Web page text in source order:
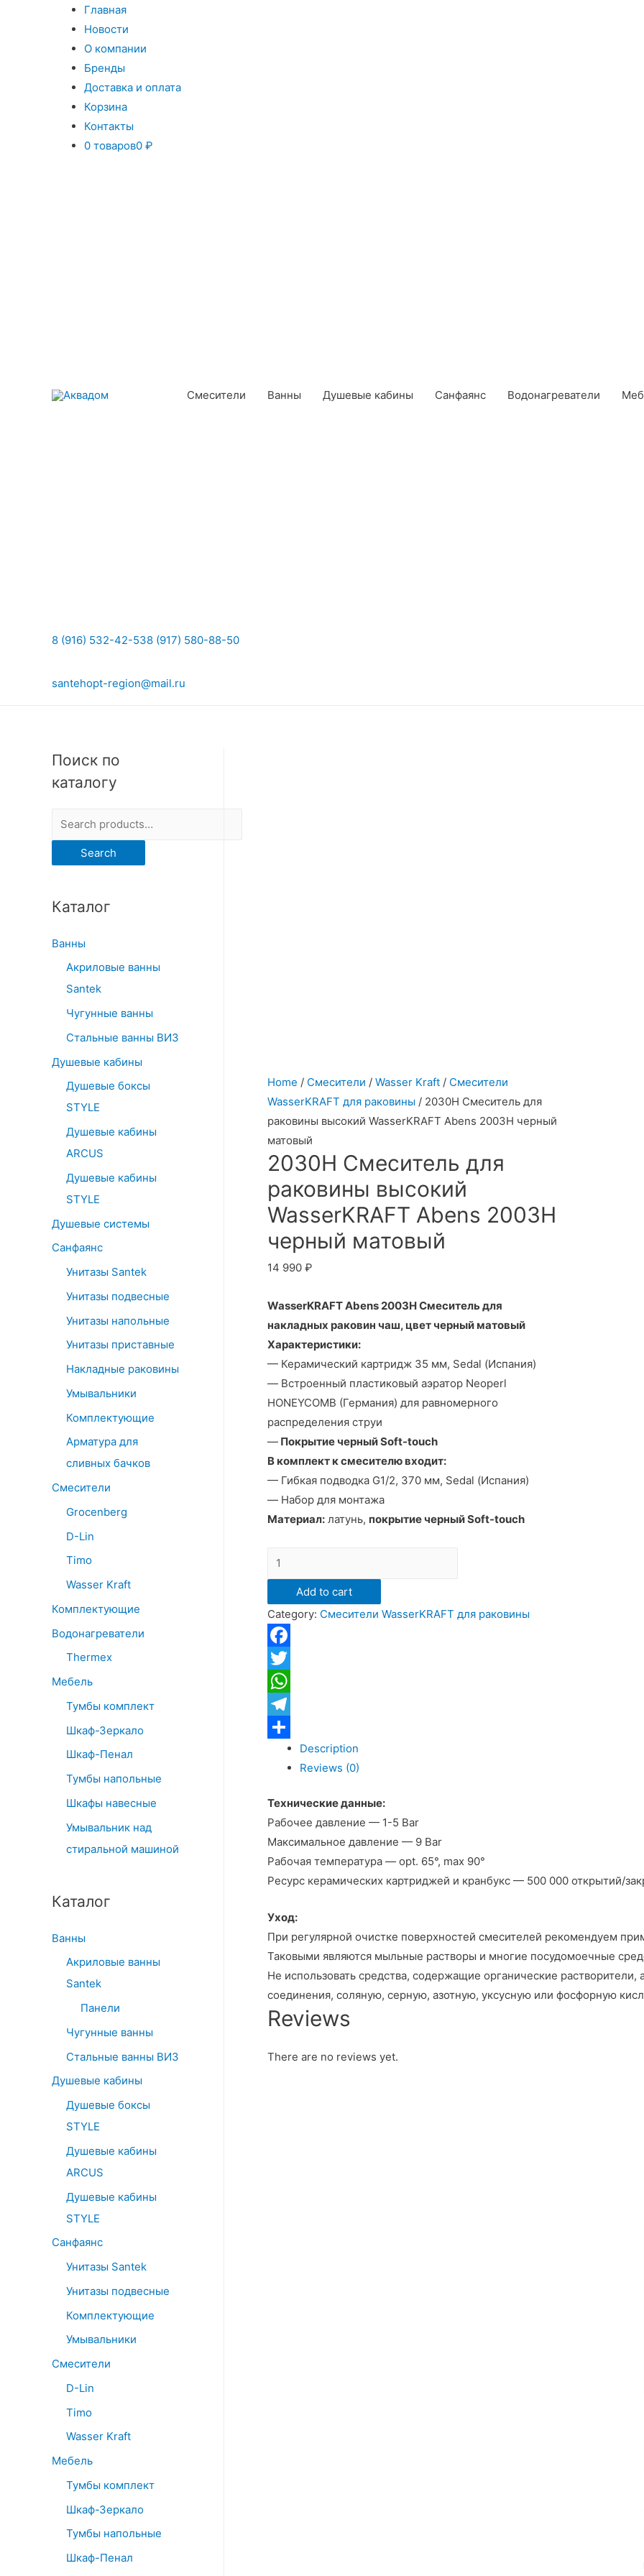
Главная
Новости
О компании
Бренды
Доставка и оплата
Корзина
Контакты
0 товаров0 ₽
Смесители Ванны Душевые кабины Санфаянс Водонагреватели
8 (916) 532-42-538 (917) 580-88-50
santehopt-region@mail.ru
Поиск по
каталогу
e
a
c
f
Search
Каталог
Ванны
Акриловые ванны
Santek
Чугунные ванны
Стальные ванны ВИЗ
Душевые кабины
Душевые боксы
STYLE
Душевые кабины
ARCUS
Душевые кабины
STYLE
Душевые системы
Санфаянс
Унитазы Santek
Унитазы подвесные
Унитазы напольные
Унитазы приставные
Накладные раковины
Умывальники
Комплектующие
Арматура для
сливных бачков
Смесители
Grocenberg
D-Lin
Timo
Wasser Kraft
Комплектующие
Водонагреватели
Thermex
Мебель
Тумбы комплект
Шкаф-Зеркало
Шкаф-Пенал
Тумбы напольные
Шкафы навесные
Умывальник над
стиральной машиной
Каталог
Ванны
Акриловые ванны
Santek
Панели
Чугунные ванны
Стальные ванны ВИЗ
Душевые кабины
Душевые боксы
STYLE
Душевые кабины
ARCUS
Душевые кабины
STYLE
Санфаянс
Унитазы Santek
Унитазы подвесные
Комплектующие
Умывальники
Смесители
D-Lin
Timo
Wasser Kraft
Мебель
Тумбы комплект
Шкаф-Зеркало
Тумбы напольные
Шкаф-Пенал
Home / Смесители / Wasser Kraft / Смесители
WasserKRAFT для раковины / 2030Н Смеситель для
раковины высокий WasserKRAFT Abens 2003H черный
матовый
2030Н Смеситель для
раковины высокий
WasserKRAFT Abens 2003H
черный матовый
14 990 ₽
WasserKRAFT Abens 2003H Смеситель для
накладных раковин чаш, цвет черный матовый
Характеристики:
— Керамический картридж 35 мм, Sedal (Испания)
— Встроенный пластиковый аэратор Neoperl
HONEYCOMB (Германия) для равномерного
распределения струи
— Покрытие черный Soft-touch
В комплект к смесителю входит:
— Гибкая подводка G1/2, 370 мм, Sedal (Испания)
— Набор для монтажа
Материал: латунь, покрытие черный Soft-touch
2030Н
Смеситель
раковины
высокий
WasserKRAFT
Abens
2003H
черный
матовый
quantity
Add to cart
Category: Смесители WasserKRAFT для раковины
Facebook
Twitter
WhatsApp
Telegram
ОтправитьDescription
Reviews (0)
Технические данные:
Рабочее давление — 1-5 Bar
Максимальное давление — 9 Bar
Рабочая температура — opt. 65°, max 90°
Ресурс керамических картриджей и кранбукс — 500 000 открытий/
Уход:
При регулярной очистке поверхностей смесителей рекомендуем
Таковыми являются мыльные растворы и многие посудомоечные
Не использовать средства, содержащие органические
соединения, соляную, серную, азотную, уксусную или фосфорную
Reviews
There are no reviews yet.